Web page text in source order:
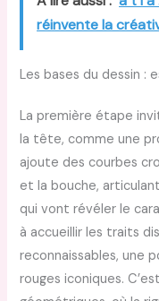
réinvente la
Les bases du dessin :
La première étape
la tête, comme une
ajoute des courbes
et la bouche,
qui vont révéler le
à accueillir les traits
reconnaissables, une
rouges iconiques.